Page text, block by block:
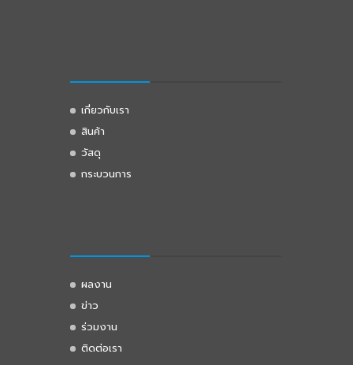
เกี่ยวกับเรา
สินค้า
วัสดุ
กระบวนการ
ผลงาน
ข่าว
ร่วมงาน
ติดต่อเรา